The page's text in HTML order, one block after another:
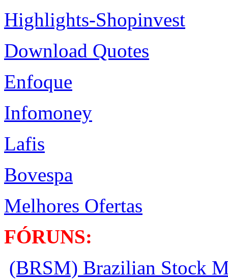
Highlights-Shopinvest
Download Quotes
Enfoque
Infomoney
Lafis
Bovespa
Melhores Ofertas
FÓRUNS:
(BRSM) Brazilian Stock